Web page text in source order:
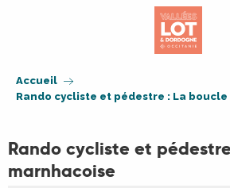
Accueil
Rando cycliste et pédestre : La
Rando cycliste et
marnhacoise